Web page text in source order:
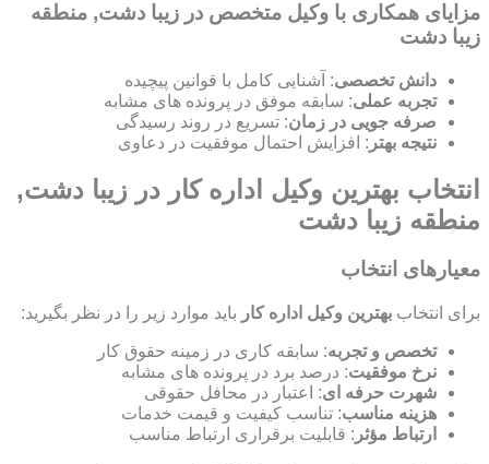
مزایای همکاری با وکیل متخصص در زیبا دشت, منطقه
زیبا دشت
دانش تخصصی: آشنایی کامل با قوانین پیچیده
تجربه عملی: سابقه موفق در پرونده های مشابه
صرفه جویی در زمان: تسریع در روند رسیدگی
نتیجه بهتر : افزایش احتمال موفقیت در دعاوی
انتخاب بهترین وکیل اداره کار در زیبا دشت,
منطقه زیبا دشت
معیارهای انتخاب
برای انتخاب بهترین وکیل اداره کار باید موارد زیر را در نظر بگیرید:
تخصص و تجربه: سابقه کاری در زمینه حقوق کار
نرخ موفقیت: درصد برد در پرونده های مشابه
شهرت حرفه ای: اعتبار در محافل حقوقی
هزینه مناسب: تناسب کیفیت و قیمت خدمات
ارتباط مؤثر : قابلیت برقراری ارتباط مناسب